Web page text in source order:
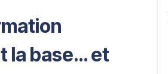
la base… et